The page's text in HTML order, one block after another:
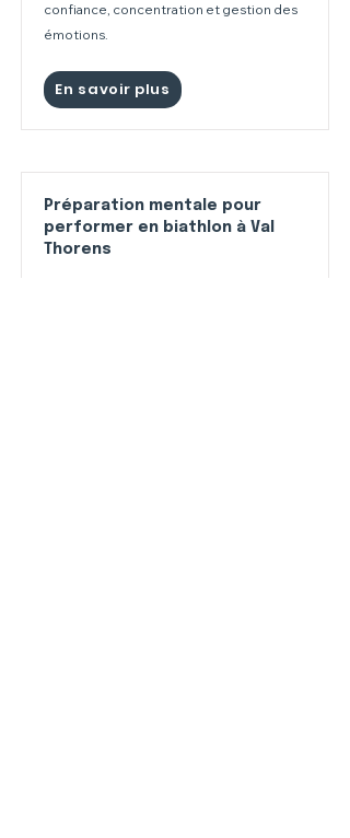
confiance, concentration et gestion des
émotions.
En savoir plus
Préparation mentale pour
performer en biathlon à Val
Thorens